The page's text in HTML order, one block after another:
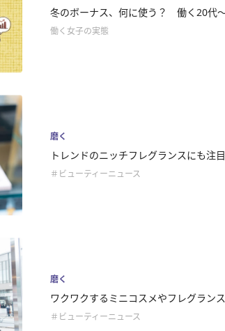
冬のボーナス、何に使う？ 働く20代
働く女子の実態
磨く
トレンドのニッチフレグランスにも
＃ビューティーニュース
磨く
ワクワクするミニコスメやフレグラン
＃ビューティーニュース